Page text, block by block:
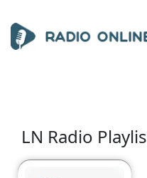
LN Radio